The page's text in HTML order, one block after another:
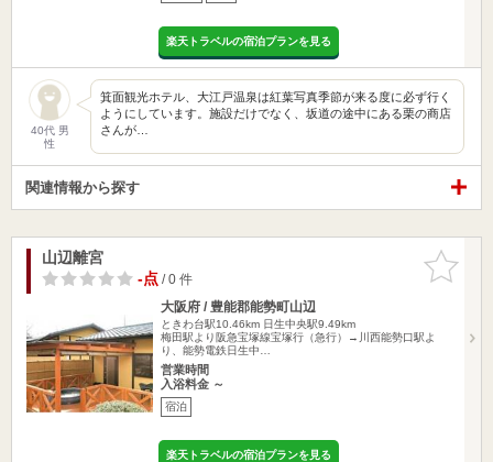
楽天トラベルの宿泊プランを見る
40代 男
性
箕面観光ホテル、大江戸温泉は紅葉写真季節が来る度に必ず行く
ようにしています。施設だけでなく、坂道の途中にある栗の商店
さんが…
関連情報から探す
お気に入
りに追加
山辺離宮
-点/ 0 件
大阪府 / 豊能郡能勢町山辺
ときわ台駅10.46km 日生中央駅9.49km
梅田駅より阪急宝塚線宝塚行（急行）→川西能勢口駅よ
り、能勢電鉄日生中…
営業時間
入浴料金 ～
宿泊
楽天トラベルの宿泊プランを見る